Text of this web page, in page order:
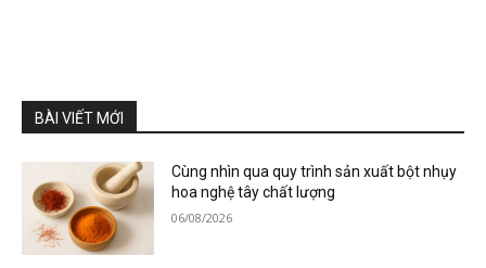
BÀI VIẾT MỚI
Cùng nhìn qua quy trình sản xuất bột nhụy
hoa nghệ tây chất lượng
06/08/2026